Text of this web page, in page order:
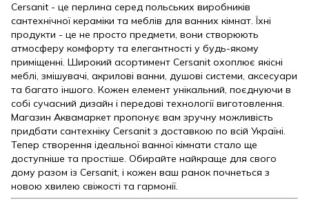
Cersanit - це перлина серед польських виробників
сантехнічної кераміки та меблів для ванних кімнат. Їхні
продукти - це не просто предмети, вони створюють
атмосферу комфорту та елегантності у будь-якому
приміщенні. Широкий асортимент Cersanit охоплює якісні
меблі, змішувачі, акрилові ванни, душові системи, аксесуари
та багато іншого. Кожен елемент унікальний, поєднуючи в
собі сучасний дизайн і передові технології виготовлення.
Магазин Аквамаркет пропонує вам зручну можливість
придбати сантехніку Cersanit з доставкою по всій Україні.
Тепер створення ідеальної ванної кімнати стало ще
доступніше та простіше. Обирайте найкраще для свого
дому разом із Cersanit, і кожен ваш ранок почнеться з
новою хвилею свіжості та гармонії.